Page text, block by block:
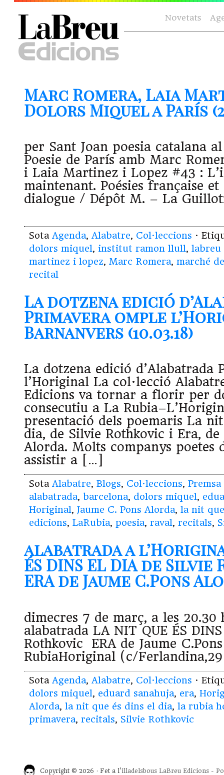
Novetats
Marc Romera, Laia
Dolors Miquel a París
per Sant Joan poesia catalana
Poesie de París amb Marc
i Laia Martinez i Lopez #43 :
maintenant. Poésies française et
dialogue / Dépôt M. – La
Sota Agenda, Alabatre, Col·leccions ·
dolors miquel, institut ramon llull, labreu
martinez i lopez, Marc Romera, marché
recital
La dotzena edició
Primavera omple
Barnanvers (10.03.18)
La dotzena edició d’Alabatrada
l’Horiginal La col·lecció
Edicions va tornar a florir per
consecutiu a La
presentació dels poemaris La
dia, de Silvie Rothkovic i Era, de
Alorda. Molts companys poetes
assistir a […]
Sota Alabatre, Blogs, Col·leccions, Premsa
alabatrada, barcelona, dolors miquel,
Horiginal, Jaume C. Pons Alorda, la nit
edicions, LaRubia, poesia, raval, recitals,
alabatrada a
ÉS DINS EL DIA de
ERA de Jaume C.Pons
dimecres 7 de març, a les 20.30
alabatrada LA NIT QUE ÉS
Rothkovic ERA de Jaume
RubiaHoriginal (c/
Sota Agenda, Alabatre, Col·leccions ·
dolors miquel, eduard sanahuja, era,
Alorda, la nit que és dins el dia, la rubia
primavera, recitals, Silvie Rothkovic
Copyright © 2026 · Fet a l'illadelsbous LaBreu Edicions -